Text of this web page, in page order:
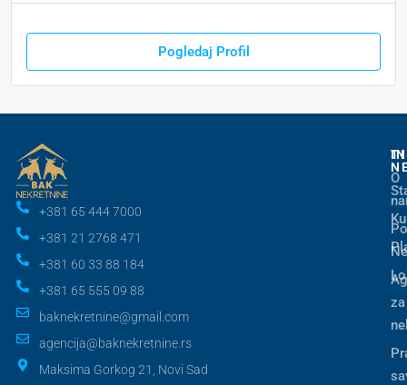
Pogledaj Profil
+381 65 444 7000
+381 21 2768 471
+381 60 33 88 184
+381 65 555 09 88
baknekretnine@gmail.com
agencija@baknekretnine.rs
Maksima Gorkog 21, Novi Sad
O
za